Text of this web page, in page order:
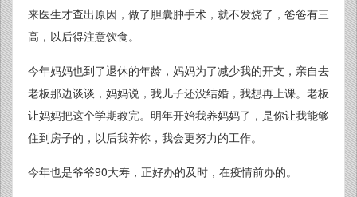
来医生才查出原因，做了胆囊肿手术，就不发烧了，爸爸有三
高，以后得注意饮食。
今年妈妈也到了退休的年龄，妈妈为了减少我的开支，亲自去
老板那边谈谈，妈妈说，我儿子还没结婚，我想再上课。老板
让妈妈把这个学期教完。明年开始我养妈妈了，是你让我能够
住到房子的，以后我养你，我会更努力的工作。
今年也是爷爷90大寿，正好办的及时，在疫情前办的。